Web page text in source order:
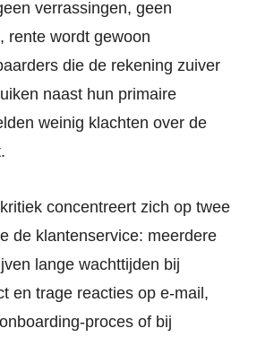
verrassingen, geen
rente wordt gewoon
die de rekening zuiver
naast hun primaire
weinig klachten over de
concentreert zich op twee
de klantenservice: meerdere
lange wachttijden bij
en trage reacties op e-mail,
proces of bij